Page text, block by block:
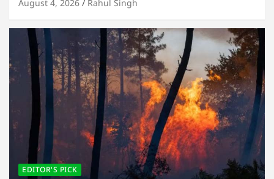
August 4, 2026 Rahul Singh
EDITOR'S PICK